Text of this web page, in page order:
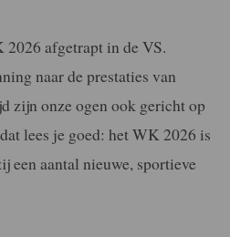
afgetrapt in de VS.
naar de prestaties van
zijn onze ogen ook gericht op
lees je goed: het WK 2026 is
een aantal nieuwe, sportieve